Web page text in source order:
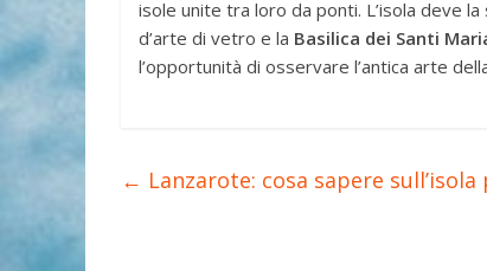
isole unite tra loro da ponti. L’isola deve
d’arte di vetro e la Basilica dei Santi
l’opportunità di osservare l’antica arte
← Lanzarote: cosa sapere